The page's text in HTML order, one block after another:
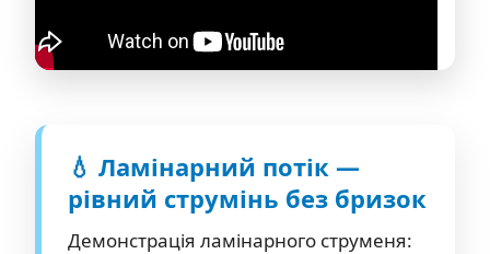
💧 Ламінарний потік —
рівний струмінь без бризок
Демонстрація ламінарного струменя: